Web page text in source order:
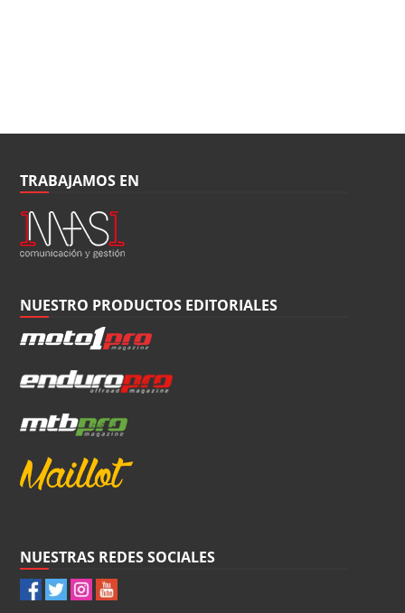
TRABAJAMOS EN
NUESTRO PRODUCTOS EDITORIALES
NUESTRAS REDES SOCIALES